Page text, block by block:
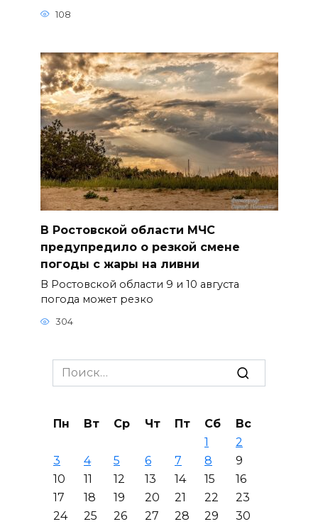
108
В Ростовской области МЧС
предупредило о резкой смене
погоды с жары на ливни
В Ростовской области 9 и 10 августа
погода может резко
304
Search
for:
Пн Вт Ср Чт Пт Сб
Вс
1
2
3
4 5 6 7 8
9
10
11 12 13 14 15
16
17
18 19 20 21 22
23
24
25 26 27 28 29
30